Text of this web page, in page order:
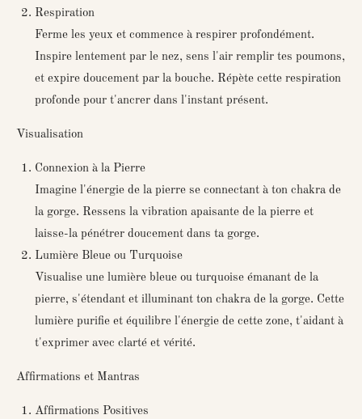
Respiration
Ferme les yeux et commence à respirer profondément.
Inspire lentement par le nez, sens l'air remplir tes poumons,
et expire doucement par la bouche. Répète cette respiration
profonde pour t'ancrer dans l'instant présent.
Visualisation
Connexion à la Pierre
Imagine l'énergie de la pierre se connectant à ton chakra de
la gorge. Ressens la vibration apaisante de la pierre et
laisse-la pénétrer doucement dans ta gorge.
Lumière Bleue ou Turquoise
Visualise une lumière bleue ou turquoise émanant de la
pierre, s'étendant et illuminant ton chakra de la gorge. Cette
lumière purifie et équilibre l'énergie de cette zone, t'aidant à
t'exprimer avec clarté et vérité.
Affirmations et Mantras
Affirmations Positives